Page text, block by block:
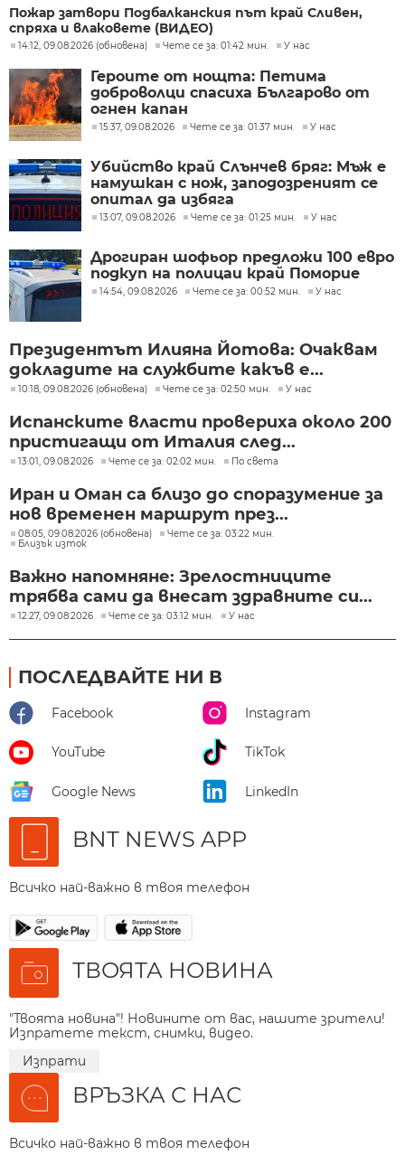
Пожар затвори Подбалканския път край Сливен,
спряха и влаковете (ВИДЕО)
14:12, 09.08.2026 (обновена) Чете се за: 01:42 мин. У нас
Героите от нощта: Петима
доброволци спасиха Българово от
огнен капан
15:37, 09.08.2026 Чете се за: 01:37 мин. У нас
Убийство край Слънчев бряг: Мъж е
намушкан с нож, заподозреният се
опитал да избяга
13:07, 09.08.2026 Чете се за: 01:25 мин. У нас
Дрогиран шофьор предложи 100 евро
подкуп на полицаи край Поморие
14:54, 09.08.2026 Чете се за: 00:52 мин. У нас
Президентът Илияна Йотова: Очаквам
докладите на службите какъв е...
10:18, 09.08.2026 (обновена) Чете се за: 02:50 мин. У нас
Испанските власти провериха около 200
пристигащи от Италия след...
13:01, 09.08.2026 Чете се за: 02:02 мин. По света
Иран и Оман са близо до споразумение за
нов временен маршрут през...
08:05, 09.08.2026 (обновена)
Чете се за: 03:22 мин.
Близък изток
Важно напомняне: Зрелостниците
трябва сами да внесат здравните си...
12:27, 09.08.2026 Чете се за: 03:12 мин. У нас
ПОСЛЕДВАЙТЕ НИ В
Facebook Instagram
YouTube TikTok
Google News LinkedIn
BNT NEWS APP
Всичко най-важно в твоя телефон
ТВОЯТА НОВИНА
"Твоята новина"! Новините от вас, нашите зрители!
Изпратете текст, снимки, видео.
Изпрати
ВРЪЗКА С НАС
Всичко най-важно в твоя телефон